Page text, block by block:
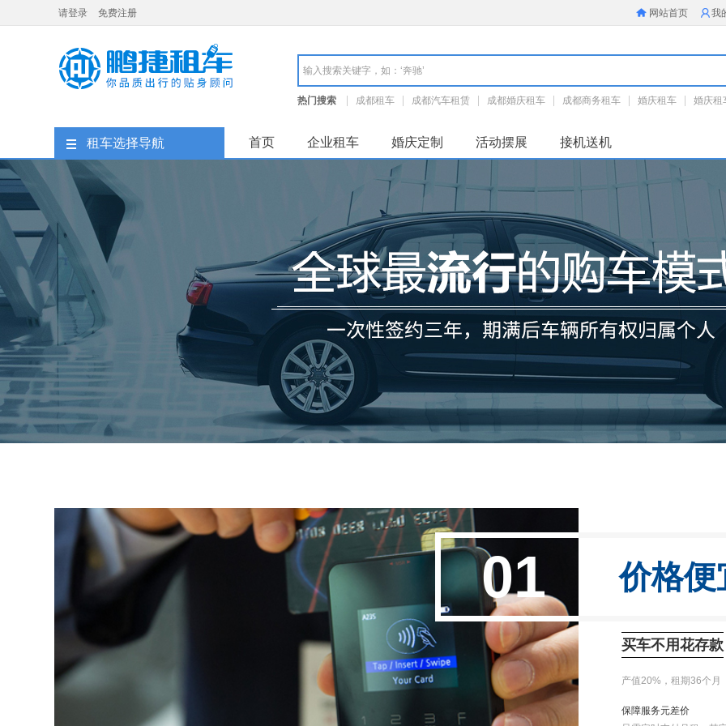
请登录 免费注册 网站首页 我
热门搜索 成都租车 成都汽车租赁 成都婚庆租车 成都商务租车 婚庆租车
婚庆租
租车选择导航 首页 企业租车 婚庆定制 活动摆展 接机送机
01 价格便
买车不用花存款
产值20%，租期36个月
保障服务元差价